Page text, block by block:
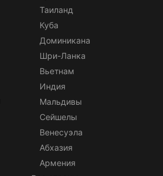
Таиланд
Куба
Доминикана
Шри-Ланка
Вьетнам
Индия
Мальдивы
Сейшелы
Венесуэла
Абхазия
Армения